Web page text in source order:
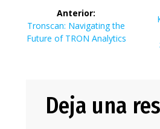
de
entradas
Anterior:
Entrada
anterior:
Tronscan: Navigating the
Future of TRON Analytics
Deja una